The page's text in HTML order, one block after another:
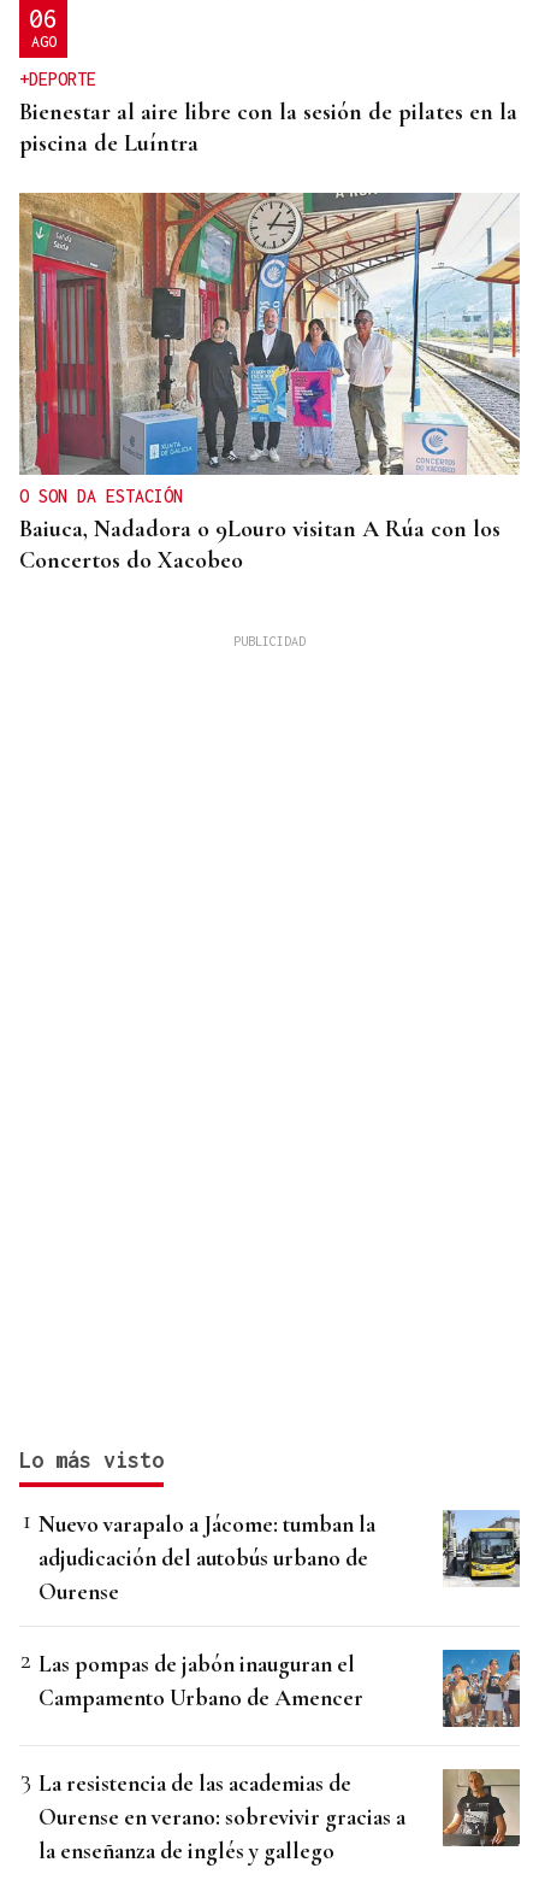
06
AGO
+DEPORTE
Bienestar al aire libre con la sesión de pilates en la
piscina de Luíntra
O SON DA ESTACIÓN
Baiuca, Nadadora o 9Louro visitan A Rúa con los
Concertos do Xacobeo
Lo más visto
Nuevo varapalo a Jácome: tumban la
adjudicación del autobús urbano de
Ourense
Las pompas de jabón inauguran el
Campamento Urbano de Amencer
La resistencia de las academias de
Ourense en verano: sobrevivir gracias a
la enseñanza de inglés y gallego